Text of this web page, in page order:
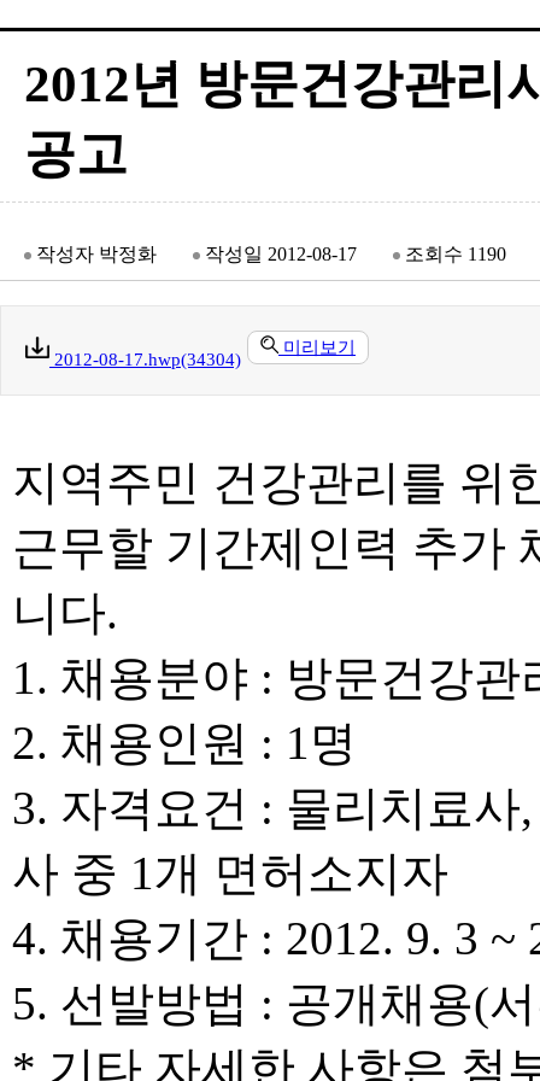
2012년 방문건강관리
공고
작성자 박정화 작성일 2012-08-17 조회수 1190
2012-08-17.hwp(34304)
미리보기
지역주민 건강관리를 위
근무할 기간제인력 추가
니다.
1. 채용분야 : 방문건강관
2. 채용인원 : 1명
3. 자격요건 : 물리치료
사 중 1개 면허소지자
4. 채용기간 : 2012. 9. 3 ~
5. 선발방법 : 공개채용(
* 기타 자세한 사항은 첨